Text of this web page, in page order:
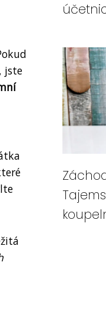
jste